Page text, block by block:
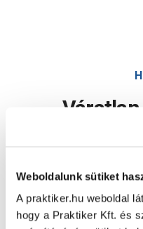
Weboldalunk sütiket
A praktiker.hu weboldal
hogy a Praktiker Kft. és